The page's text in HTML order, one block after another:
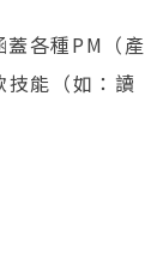
各種PM（產
能（如：讀